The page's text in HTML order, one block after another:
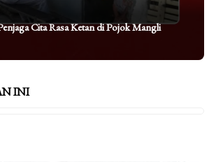
Cita Rasa Ketan di Pojok Mangli
INI